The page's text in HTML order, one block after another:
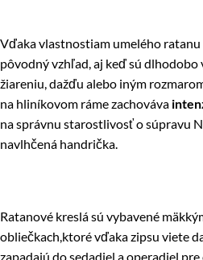
Vďaka vlastnostiam umelého ratanu
pôvodný vzhľad, aj keď sú dlhodobo
žiareniu, dažďu alebo iným
na hliníkovom ráme zachováva
na správnu starostlivosť o súpravu
navlhčená handrička.
Ratanové kreslá sú vybavené
obliečkach,ktoré vďaka zipsu viete
zapadajú do sedadiel a operadiel pre